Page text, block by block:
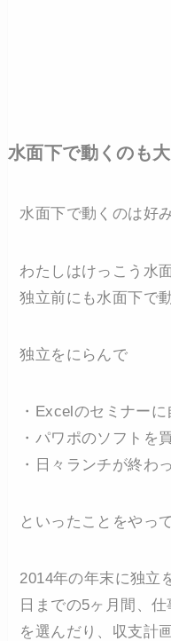
水面下で動くのも
水面下で動くのは好
わたしはけっこう水
独立前にも水面下で
独立をにらんで
・Excelのセミナー
・パワポのソフトを
・日々ランチが終わ
といったことをやっ
2014年の年末に独立
日までの5ヶ月間、
を選んだり、収支計